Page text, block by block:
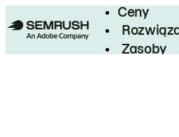
Ceny
Zasoby